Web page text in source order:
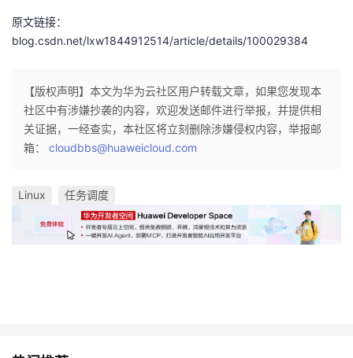
原文链接：
blog.csdn.net/lxw1844912514/article/details/100029384
【版权声明】本文为华为云社区用户转载文章，如果您发现本
社区中有涉嫌抄袭的内容，欢迎发送邮件进行举报，并提供相
关证据，一经查实，本社区将立刻删除涉嫌侵权内容，举报邮
箱： cloudbbs@huaweicloud.com
Linux 任务调度